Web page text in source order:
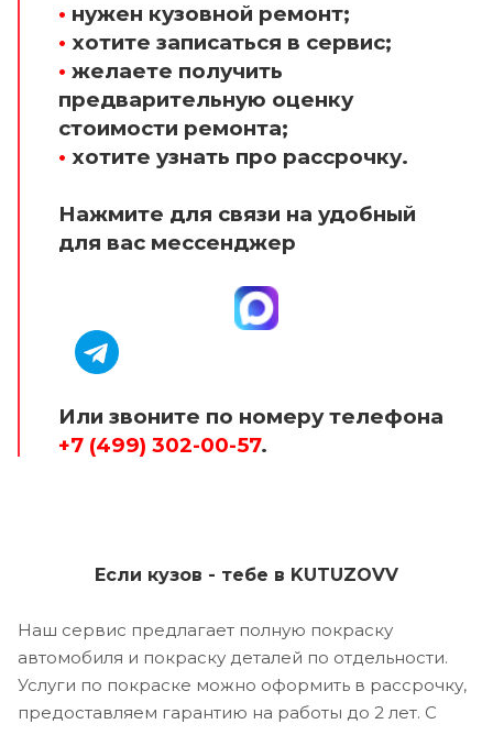
• нужен кузовной ремонт;
• хотите записаться в сервис;
• желаете получить
предварительную оценку
стоимости ремонта;
• хотите узнать про рассрочку.
Нажмите для связи на удобный
для вас мессенджер
Или звоните по номеру телефона
+7 (499) 302-00-57.
Если кузов - тебе в KUTUZOVV
Наш сервис предлагает полную покраску
автомобиля и покраску деталей по отдельности.
Услуги по покраске можно оформить в рассрочку,
предоставляем гарантию на работы до 2 лет. С